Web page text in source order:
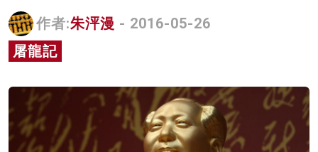
影片
名家榜
關於我們
作者:朱泙漫 - 2016-05-26
屠龍記